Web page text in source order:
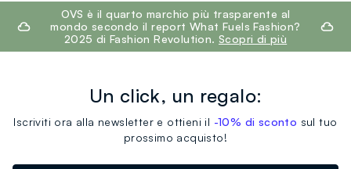
footer.ariatitleOVS è il quarto marchio più trasparente al
mondo secondo il report What Fuels Fashion?
2025 di Fashion Revolution. Scopri di più
Un click, un regalo:
Iscriviti ora alla newsletter e ottieni il -10% di sconto sul tuo
prossimo acquisto!